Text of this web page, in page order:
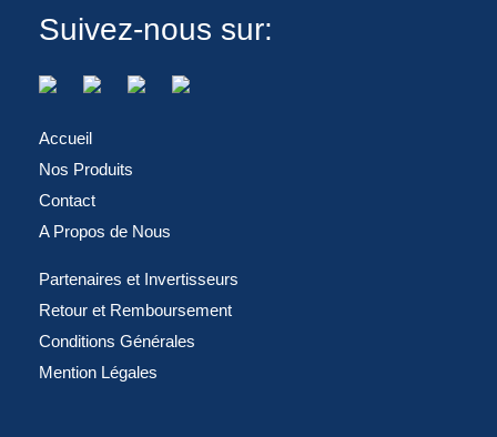
Suivez-nous sur:
Accueil
Nos Produits
Contact
A Propos de Nous
Partenaires et Invertisseurs
Retour et Remboursement
Conditions Générales
Mention Légales